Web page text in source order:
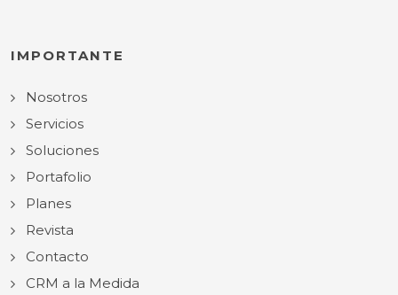
IMPORTANTE
Nosotros
Servicios
Soluciones
Portafolio
Planes
Revista
Contacto
CRM a la Medida